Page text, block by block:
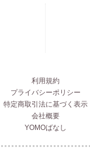
利用規約
プライバシーポリシー
特定商取引法に基づく表示
会社概要
YOMOばなし